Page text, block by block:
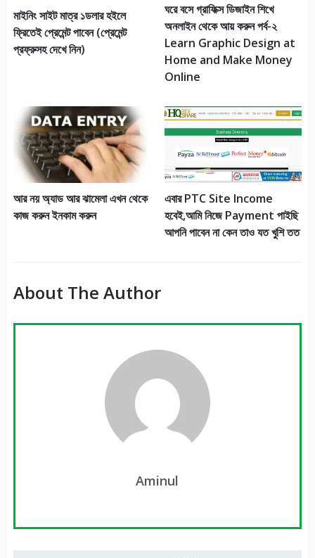
মাইনিং সাইট মাত্র ১ডলার হইলে
ফ্রিতেই প্রেমেন্ট পাবেন (প্রেমেন্ট
প্রফ্রুসহ দেখে নিন)
ঘরে বসে গ্রাফিক্স ডিজাইন শিখে
অনলাইন থেকে আয় করুন পর্ব-২
Learn Graphic Design at
Home and Make Money
Online
আর নয় অ্যাড আর ঝামেলা এখন থেকে
কাজ করুন ইনকাম করুন
এবার PTC Site Income
হবেই,আমি নিজে Payment পাইছি
আপনি পাবেন না কেন তাও যত খুশি তত
About The Author
Aminul